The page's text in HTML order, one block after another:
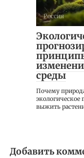
Россия
среды
Почему
экологическое
выжить
Добавить